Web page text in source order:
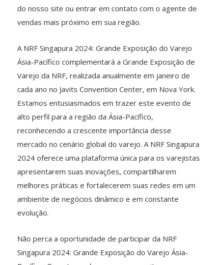
do nosso site ou entrar em contato com o agente de
vendas mais próximo em sua região.
A NRF Singapura 2024: Grande Exposição do Varejo
Ásia-Pacífico complementará a Grande Exposição de
Varejo da NRF, realizada anualmente em janeiro de
cada ano no Javits Convention Center, em Nova York.
Estamos entusiasmados em trazer este evento de
alto perfil para a região da Ásia-Pacífico,
reconhecendo a crescente importância desse
mercado no cenário global do varejo. A NRF Singapura
2024 oferece uma plataforma única para os varejistas
apresentarem suas inovações, compartilharem
melhores práticas e fortalecerem suas redes em um
ambiente de negócios dinâmico e em constante
evolução.
Não perca a oportunidade de participar da NRF
Singapura 2024: Grande Exposição do Varejo Ásia-